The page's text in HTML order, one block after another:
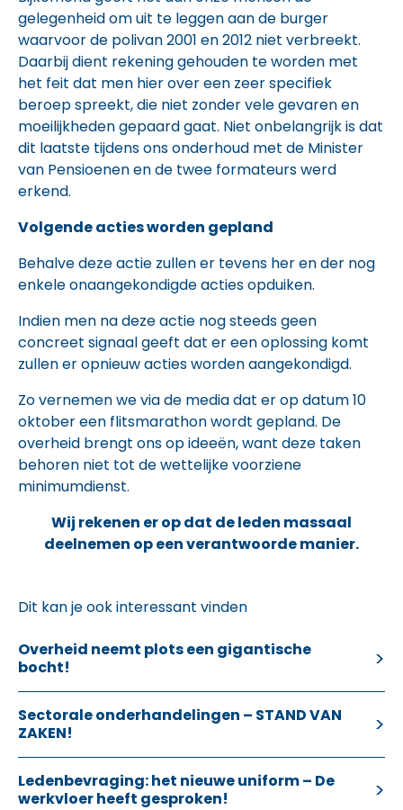
gelegenheid om uit te leggen aan de burger
waarvoor de polivan 2001 en 2012 niet verbreekt.
Daarbij dient rekening gehouden te worden met
het feit dat men hier over een zeer specifiek
beroep spreekt, die niet zonder vele gevaren en
moeilijkheden gepaard gaat. Niet onbelangrijk is dat
dit laatste tijdens ons onderhoud met de Minister
van Pensioenen en de twee formateurs werd
erkend.
Volgende acties worden gepland
Behalve deze actie zullen er tevens her en der nog
enkele onaangekondigde acties opduiken.
Indien men na deze actie nog steeds geen
concreet signaal geeft dat er een oplossing komt
zullen er opnieuw acties worden aangekondigd.
Zo vernemen we via de media dat er op datum 10
oktober een flitsmarathon wordt gepland. De
overheid brengt ons op ideeën, want deze taken
behoren niet tot de wettelijke voorziene
minimumdienst.
Wij rekenen er op dat de leden massaal
deelnemen op een verantwoorde manier.
Dit kan je ook interessant vinden
Overheid neemt plots een gigantische
bocht!
Sectorale onderhandelingen – STAND VAN
ZAKEN!
Ledenbevraging: het nieuwe uniform – De
werkvloer heeft gesproken!